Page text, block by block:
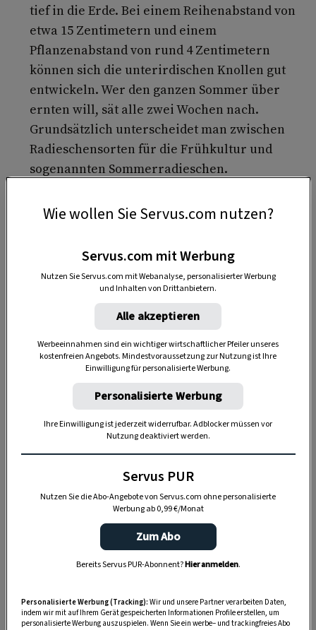
tief in die Erde. Bei einem Reihenabstand von
etwa 15 Zentimetern und einem
Pflanzenabstand von rund 4 Zentimetern
können sich die unterirdischen Knollen gut
entwickeln. Wer den ganzen Sommer über
ernten will, sät alle zwei Wochen nach.
Grundsätzlich unterscheidet man zwischen
Radieschensorten für die Frühkultur und
sogenannten Sommerradieschen.
„Servus Garten“ auf WhatsApp
Nutzen Sie WhatsApp auf Ihrem Handy und lieben es, auf
dem Balkon, der Terrasse oder im Garten zu werkeln? In
unserem kostenlosen WhatsApp-Kanal finden Sie täglich
Tipps und Tricks für Garten, Terrasse, Balkon- und
HIER MEHR ERFAHREN
Wie wollen Sie Servus.com nutzen?
Servus.com mit Werbung
Nutzen Sie Servus.com mit Webanalyse, personalisierter Werbung
und Inhalten von Drittanbietern.
Alle akzeptieren
Werbeeinnahmen sind ein wichtiger wirtschaftlicher Pfeiler unseres
kostenfreien Angebots. Mindestvoraussetzung zur Nutzung ist Ihre
Einwilligung für personalisierte Werbung.
Personalisierte Werbung
Ihre Einwilligung ist jederzeit widerrufbar. Adblocker müssen vor
Nutzung deaktiviert werden.
Servus PUR
Nutzen Sie die Abo-Angebote von Servus.com ohne personalisierte
Werbung ab 0,99 €/Monat
Zum Abo
Bereits Servus PUR-Abonnent?Hier anmelden.
Personalisierte Werbung (Tracking): Wir und unsere Partner verarbeiten Daten,
indem wir mit auf Ihrem Gerät gespeicherten Informationen Profile erstellen, um
personalisierte Werbung auszuspielen. Wenn Sie ein werbe– und trackingfreies Abo